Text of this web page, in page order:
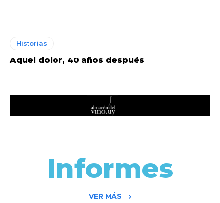
Historias
Aquel dolor, 40 años después
Informes
VER MÁS